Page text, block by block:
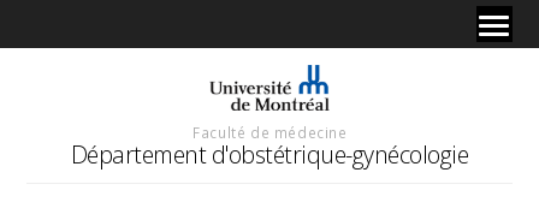
Faculté de médecine
Département d'obstétrique-gynécologie